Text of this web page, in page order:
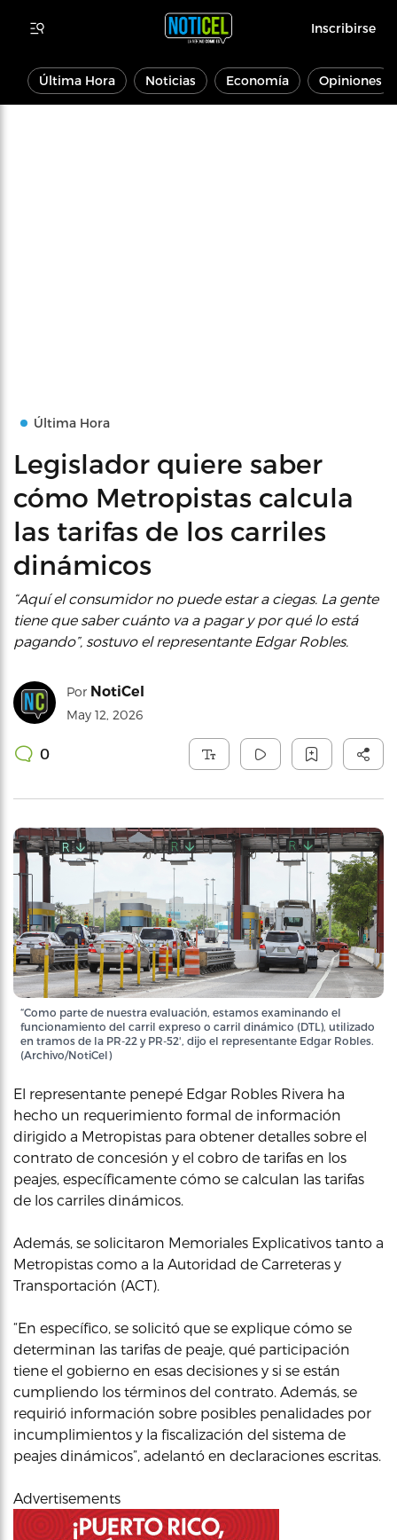
Inscribirse
Última Hora Noticias Economía Opiniones
Última Hora
Legislador quiere saber
cómo Metropistas calcula
las tarifas de los carriles
dinámicos
“Aquí el consumidor no puede estar a ciegas. La gente
tiene que saber cuánto va a pagar y por qué lo está
pagando”, sostuvo el representante Edgar Robles.
Por NotiCel
May 12, 2026
0
“Como parte de nuestra evaluación, estamos examinando el
funcionamiento del carril expreso o carril dinámico (DTL), utilizado
en tramos de la PR-22 y PR-52', dijo el representante Edgar Robles.
(Archivo/NotiCel)
El representante penepé Edgar Robles Rivera ha
hecho un requerimiento formal de información
dirigido a Metropistas para obtener detalles sobre el
contrato de concesión y el cobro de tarifas en los
peajes, específicamente cómo se calculan las tarifas
de los carriles dinámicos.
Además, se solicitaron Memoriales Explicativos tanto a
Metropistas como a la Autoridad de Carreteras y
Transportación (ACT).
“En específico, se solicitó que se explique cómo se
determinan las tarifas de peaje, qué participación
tiene el gobierno en esas decisiones y si se están
cumpliendo los términos del contrato. Además, se
requirió información sobre posibles penalidades por
incumplimientos y la fiscalización del sistema de
peajes dinámicos”, adelantó en declaraciones escritas.
Advertisements